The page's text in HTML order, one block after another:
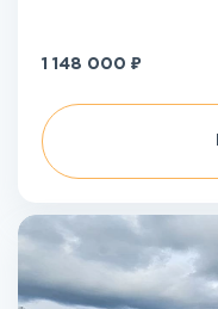
1 148 000 ₽